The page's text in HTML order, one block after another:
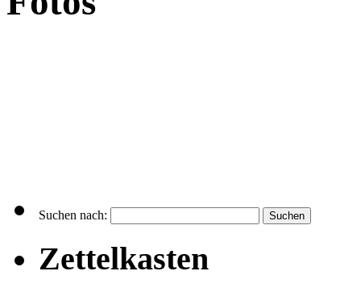
Suchen nach:
Zettelkasten